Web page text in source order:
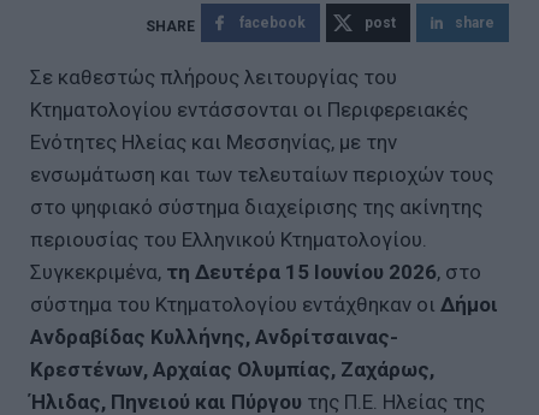
facebook post share
Σε καθεστώς πλήρους λειτουργίας του
Κτηματολογίου εντάσσονται οι Περιφερειακές
Ενότητες Ηλείας και Μεσσηνίας, με την
ενσωμάτωση και των τελευταίων περιοχών τους
στο ψηφιακό σύστημα διαχείρισης της ακίνητης
περιουσίας του Ελληνικού Κτηματολογίου.
Συγκεκριμένα, τη Δευτέρα 15 Ιουνίου 2026, στο
σύστημα του Κτηματολογίου εντάχθηκαν οι Δήμοι
Ανδραβίδας Κυλλήνης, Ανδρίτσαινας-
Κρεστένων, Αρχαίας Ολυμπίας, Ζαχάρως,
Ήλιδας, Πηνειού και Πύργου της Π.Ε. Ηλείας της